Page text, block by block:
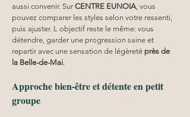
aussi convenir. Sur CENTRE EUNOIA , vous
pouvez comparer les styles selon votre ressenti,
puis ajuster. L objectif reste le même: vous
détendre, garder une progression saine et
repartir avec une sensation de légèreté près de
la Belle-de-Mai.
Approche bien-être et détente en petit
groupe